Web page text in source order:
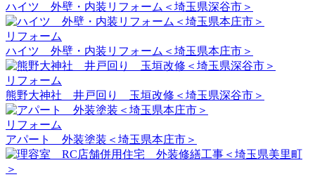
ハイツ 外壁・内装リフォーム＜埼玉県深谷市＞
リフォーム
ハイツ 外壁・内装リフォーム＜埼玉県本庄市＞
リフォーム
熊野大神社 井戸回り 玉垣改修＜埼玉県深谷市＞
リフォーム
アパート 外装塗装＜埼玉県本庄市＞